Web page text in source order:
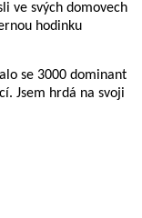
ve svých domovech
hodinku
se 3000 dominant
Jsem hrdá na svoji